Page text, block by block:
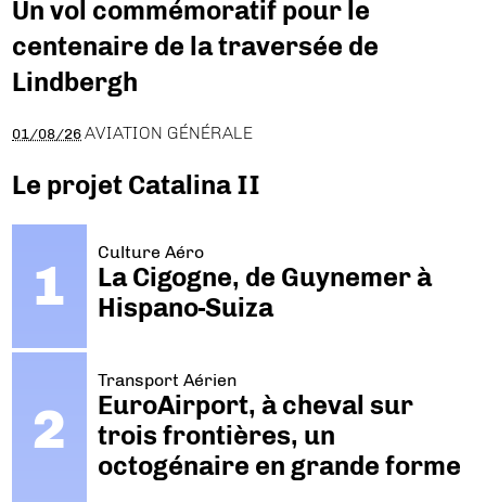
Un vol commémoratif pour le
centenaire de la traversée de
Lindbergh
01/08/26 AVIATION GÉNÉRALE
Le projet Catalina II
Culture Aéro
La Cigogne, de Guynemer à
Hispano-Suiza
Transport Aérien
EuroAirport, à cheval sur
trois frontières, un
octogénaire en grande forme